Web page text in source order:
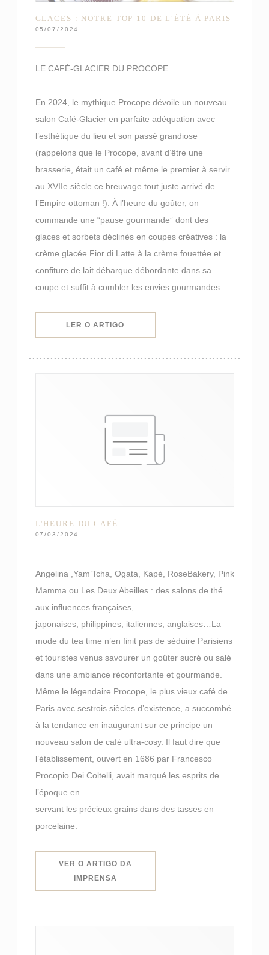
GLACES : NOTRE TOP 10 DE L’ÉTÉ À PARIS
05/07/2024
LE CAFÉ-GLACIER DU PROCOPE
En 2024, le mythique Procope dévoile un nouveau
salon Café-Glacier en parfaite adéquation avec
l’esthétique du lieu et son passé grandiose
(rappelons que le Procope, avant d’être une
brasserie, était un café et même le premier à servir
au XVIIe siècle ce breuvage tout juste arrivé de
l’Empire ottoman !). À l’heure du goûter, on
commande une “pause gourmande” dont des
glaces et sorbets déclinés en coupes créatives : la
crème glacée Fior di Latte à la crème fouettée et
confiture de lait débarque débordante dans sa
coupe et suffit à combler les envies gourmandes.
LER O ARTIGO
L'HEURE DU CAFÉ
07/03/2024
Angelina ,Yam’Tcha, Ogata, Kapé, RoseBakery, Pink
Mamma ou Les Deux Abeilles : des salons de thé
aux influences françaises,
japonaises, philippines, italiennes, anglaises…La
mode du tea time n’en finit pas de séduire Parisiens
et touristes venus savourer un goûter sucré ou salé
dans une ambiance réconfortante et gourmande.
Même le légendaire Procope, le plus vieux café de
Paris avec sestrois siècles d’existence, a succombé
à la tendance en inaugurant sur ce principe un
nouveau salon de café ultra-cosy. Il faut dire que
l’établissement, ouvert en 1686 par Francesco
Procopio Dei Coltelli, avait marqué les esprits de
l’époque en
servant les précieux grains dans des tasses en
porcelaine.
VER O ARTIGO DA
IMPRENSA